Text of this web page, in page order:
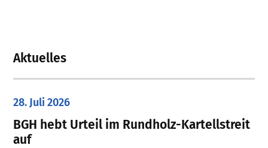
Aktuelles
28. Juli 2026
​BGH hebt Urteil im Rundholz-Kartellstreit
auf